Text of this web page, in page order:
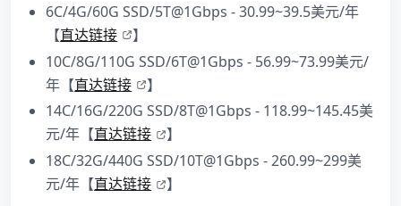
6C/4G/60G SSD/5T@1Gbps - 30.99~39.5美元/年
【直达链接
】
10C/8G/110G SSD/6T@1Gbps - 56.99~73.99美元/
年【直达链接
】
14C/16G/220G SSD/8T@1Gbps - 118.99~145.45美
元/年【直达链接
】
18C/32G/440G SSD/10T@1Gbps - 260.99~299美
元/年【直达链接 】